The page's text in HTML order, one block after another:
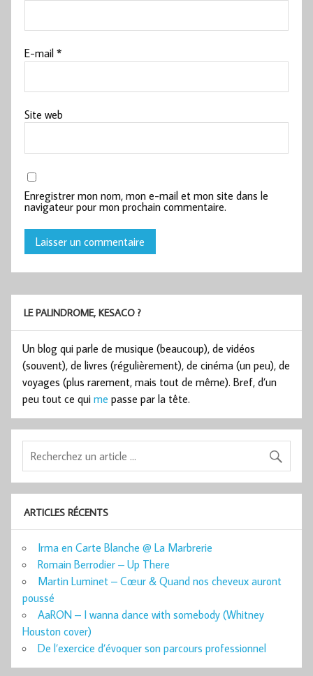
E-mail*
Site web
Enregistrer mon nom, mon e-mail et mon site dans le
navigateur pour mon prochain commentaire.
LE PALINDROME, KESACO ?
Un blog qui parle de musique (beaucoup), de vidéos
(souvent), de livres (régulièrement), de cinéma (un peu), de
voyages (plus rarement, mais tout de même). Bref, d’un
peu tout ce qui me passe par la tête.
ARTICLES RÉCENTS
Irma en Carte Blanche @ La Marbrerie
Romain Berrodier – Up There
Martin Luminet – Cœur & Quand nos cheveux auront
poussé
AaRON – I wanna dance with somebody (Whitney
Houston cover)
De l’exercice d’évoquer son parcours professionnel